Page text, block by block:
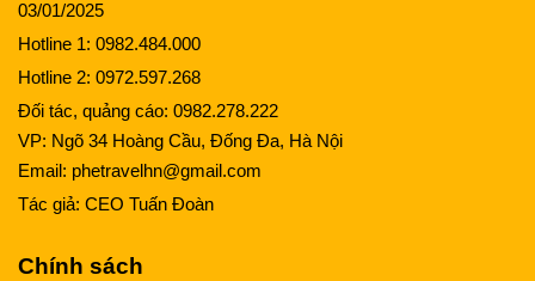
03/01/2025
Hotline 1: 0982.484.000
Hotline 2: 0972.597.268
Đối tác, quảng cáo: 0982.278.222
VP: Ngõ 34 Hoàng Cầu, Đống Đa, Hà Nội
Email: phetravelhn@gmail.com
Tác giả: CEO Tuấn Đoàn
Chính sách